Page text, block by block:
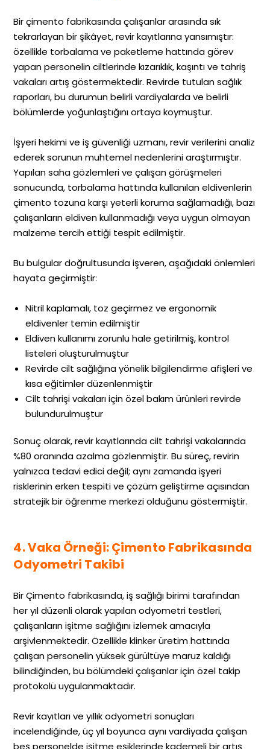
Bir çimento fabrikasında çalışanlar arasında sık
tekrarlayan bir şikâyet, revir kayıtlarına yansımıştır:
özellikle torbalama ve paketleme hattında görev
yapan personelin ciltlerinde kızarıklık, kaşıntı ve tahriş
vakaları artış göstermektedir. Revirde tutulan sağlık
raporları, bu durumun belirli vardiyalarda ve belirli
bölümlerde yoğunlaştığını ortaya koymuştur.
İşyeri hekimi ve iş güvenliği uzmanı, revir verilerini analiz
ederek sorunun muhtemel nedenlerini araştırmıştır.
Yapılan saha gözlemleri ve çalışan görüşmeleri
sonucunda, torbalama hattında kullanılan eldivenlerin
çimento tozuna karşı yeterli koruma sağlamadığı, bazı
çalışanların eldiven kullanmadığı veya uygun olmayan
malzeme tercih ettiği tespit edilmiştir.
Bu bulgular doğrultusunda işveren, aşağıdaki önlemleri
hayata geçirmiştir:
Nitril kaplamalı, toz geçirmez ve ergonomik
eldivenler temin edilmiştir
Eldiven kullanımı zorunlu hale getirilmiş, kontrol
listeleri oluşturulmuştur
Revirde cilt sağlığına yönelik bilgilendirme afişleri ve
kısa eğitimler düzenlenmiştir
Cilt tahrişi vakaları için özel bakım ürünleri revirde
bulundurulmuştur
Sonuç olarak, revir kayıtlarında cilt tahrişi vakalarında
%80 oranında azalma gözlenmiştir. Bu süreç, revirin
yalnızca tedavi edici değil; aynı zamanda işyeri
risklerinin erken tespiti ve çözüm geliştirme açısından
stratejik bir öğrenme merkezi olduğunu göstermiştir.
4. Vaka Örneği: Çimento Fabrikasında
Odyometri Takibi
Bir Çimento fabrikasında, iş sağlığı birimi tarafından
her yıl düzenli olarak yapılan odyometri testleri,
çalışanların işitme sağlığını izlemek amacıyla
arşivlenmektedir. Özellikle klinker üretim hattında
çalışan personelin yüksek gürültüye maruz kaldığı
bilindiğinden, bu bölümdeki çalışanlar için özel takip
protokolü uygulanmaktadır.
Revir kayıtları ve yıllık odyometri sonuçları
incelendiğinde, üç yıl boyunca aynı vardiyada çalışan
beş personelde işitme eşiklerinde kademeli bir artış